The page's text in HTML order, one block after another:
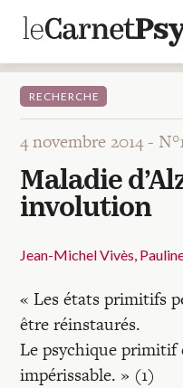
Articles
A la une
Adolescence
Dispositif
Enfance
Périnatalité
Psychanalyse
Psychopathologie
Soin
Dossiers
Blocs-notes
RECHERCHE
4 novembre 2014 -
Maladie
involution
Jean-Michel Vivès
« Les états primitifs
être réinstaurés.
Le psychique primitif
impérissable. » (1)